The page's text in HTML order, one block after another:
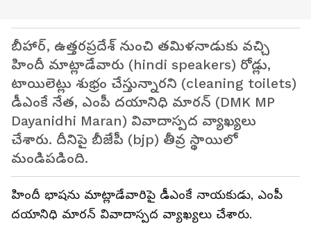
బీహార్, ఉత్తరప్రదేశ్ నుంచి తమిళనాడుకు వచ్చి
హిందీ మాట్లాడేవారు (hindi speakers) రోడ్లు,
టాయిలెట్లు శుభ్రం చేస్తున్నారని (cleaning toilets)
డీఎంకే నేత, ఎంపీ దయానిధి మారన్ (DMK MP
Dayanidhi Maran) వివాదాస్పద వ్యాఖ్యలు
చేశారు. దీనిపై బీజేపీ (bjp) తీవ్ర స్థాయిలో
మండిపడింది.
హిందీ భాషను మాట్లాడేవారిపై డీఎంకే నాయకుడు, ఎంపీ
దయానిధి మారన్ వివాదాస్పద వ్యాఖ్యలు చేశారు.